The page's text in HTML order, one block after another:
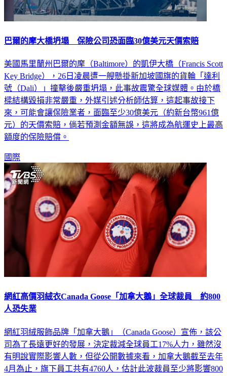
巴爾的摩大橋坍塌 保險公司恐面臨30億美元天價索賠
美國馬里蘭州巴爾的摩（Baltimore）的凱伊大橋（Francis Scott
Key Bridge），26日凌晨遭一艘懸掛新加坡國旗的貨輪「達利
號（Dali）」撞擊後嚴重坍塌，此事故震驚全球媒體。由於橋
樑結構毀損非常嚴重，外媒引述分析師估算，這起事故接下
來，可能會讓保險業者，面臨至少30億美元（約新台幣961億
元）的天價索賠，倘若預測金額無誤，這將成為航運史上最高
額度的保險賠償。
國際
網紅高價羽絨衣Canada Goose「加拿大鵝」全球裁員 約800
人恐失業
網紅羽絨服飾品牌「加拿大鵝」（Canada Goose）宣佈，該公
司為了長遠更好的發展，決定裁減全球員工17%人力，雖然沒
有明說實際影響人數，但從公開數據來看，加拿大鵝截至去年
4月為止，旗下員工共有4760人，估計此波裁員至少將影響800